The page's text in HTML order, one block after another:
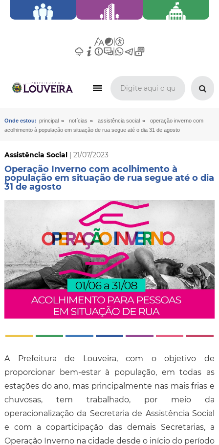
Onde estou: principal » notícias » assistência social »
operação inverno com
acolhimento à população em situação de rua segue até o dia 31 de agosto
Assistência Social| 21/07/2023
Operação Inverno com acolhimento à
população em situação de rua segue até o dia
31 de agosto
A Prefeitura de Louveira, com o objetivo de
proporcionar bem-estar à população, em todas as
estações do ano, mas principalmente nas mais frias e
chuvosas, tem trabalhado, por meio da
operacionalização da Secretaria de Assistência Social
e com a coparticipação das demais Secretarias, a
Operação Inverno na cidade desde o início do período